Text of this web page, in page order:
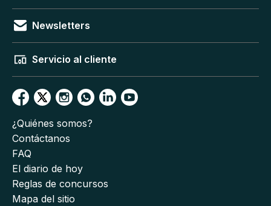
Newsletters
Servicio al cliente
¿Quiénes somos?
Contáctanos
FAQ
El diario de hoy
Reglas de concursos
Mapa del sitio